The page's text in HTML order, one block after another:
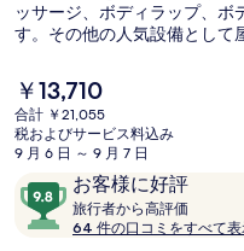
ト
＆
ス
パ
の
ッサージ、ボディラップ、ボ
す。その他の人気設備として
現
在
の
料
は
￥13,710
￥13,710
合計 ￥21,055
税およびサービス料込み
9 月 6 日 ～ 9 月 7 日
口
コ
ミ
お客様に好評
10
段
階
旅行者から高評価
行
64 件の口コミをすべて